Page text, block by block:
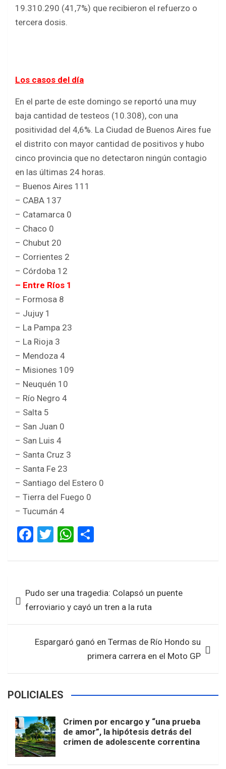
19.310.290 (41,7%) que recibieron el refuerzo o
tercera dosis.
Los casos del día
En el parte de este domingo se reportó una muy
baja cantidad de testeos (10.308), con una
positividad del 4,6%. La Ciudad de Buenos Aires fue
el distrito con mayor cantidad de positivos y hubo
cinco provincia que no detectaron ningún contagio
en las últimas 24 horas.
– Buenos Aires 111
– CABA 137
– Catamarca 0
– Chaco 0
– Chubut 20
– Corrientes 2
– Córdoba 12
– Entre Ríos 1
– Formosa 8
– Jujuy 1
– La Pampa 23
– La Rioja 3
– Mendoza 4
– Misiones 109
– Neuquén 10
– Río Negro 4
– Salta 5
– San Juan 0
– San Luis 4
– Santa Cruz 3
– Santa Fe 23
– Santiago del Estero 0
– Tierra del Fuego 0
– Tucumán 4
F
ce
o
o
k
T
tt
W
at
A
p
p
ar
de Pudo ser una tragedia: Colapsó un puente
ferroviario y cayó un tren a la ruta
Espargaró ganó en Termas de Río Hondo su
primera carrera en el Moto GP
POLICIALES
Crimen por encargo y “una prueba
de amor”, la hipótesis detrás del
crimen de adolescente correntina